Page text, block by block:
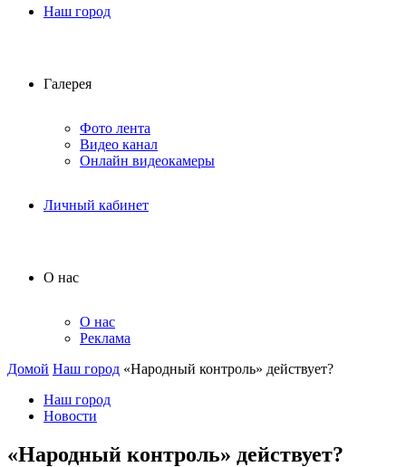
Наш город
Галерея
Фото лента
Видео канал
Онлайн видеокамеры
Личный кабинет
О нас
О нас
Реклама
Домой Наш город «Народный контроль» действует?
Наш город
Новости
«Народный контроль» действует?